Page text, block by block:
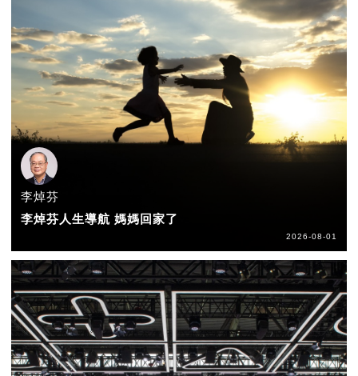
李焯芬
李焯芬人生導航 媽媽回家了
2026-08-01